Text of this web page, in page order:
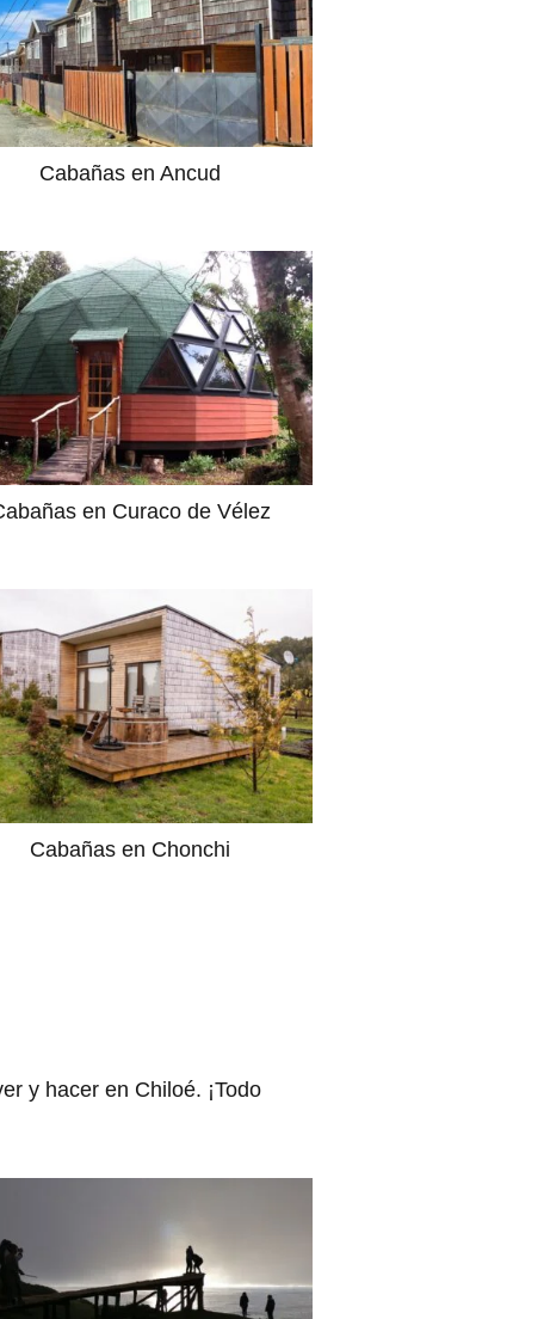
Cabañas en Ancud
en Curaco de Vélez
Cabañas en Chonchi
y hacer en Chiloé. ¡Todo